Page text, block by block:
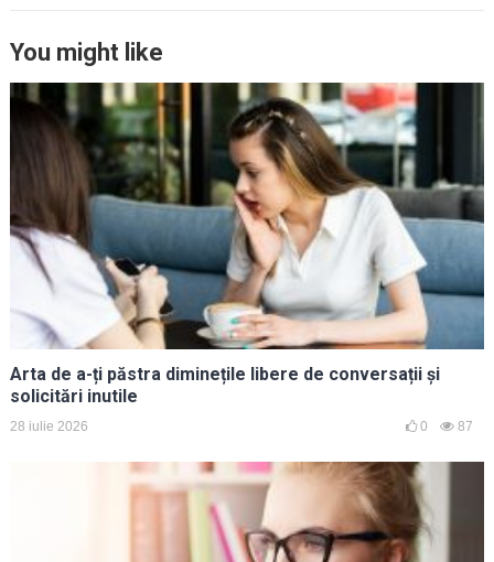
You might like
Arta de a-ți păstra diminețile libere de conversații și
solicitări inutile
28 iulie 2026 0 87